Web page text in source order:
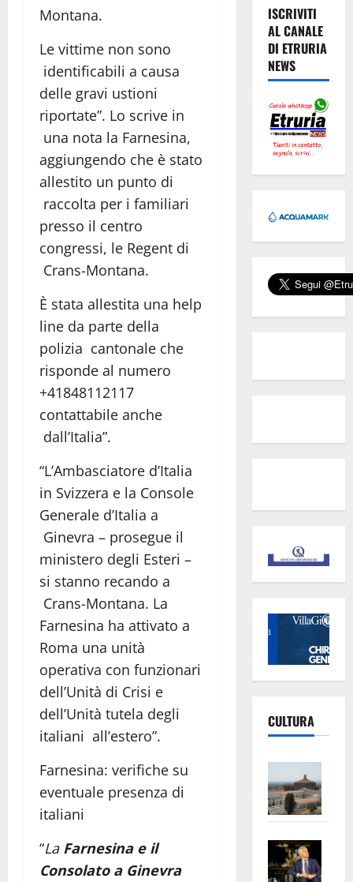
Montana.
Le vittime non sono
identificabili a causa
delle gravi ustioni
riportate”. Lo scrive in
una nota la Farnesina,
aggiungendo che è stato
allestito un punto di
raccolta per i familiari
presso il centro
congressi, le Regent di
Crans-Montana.
È stata allestita una help
line da parte della
polizia cantonale che
risponde al numero
+41848112117
contattabile anche
dall’Italia”.
“L’Ambasciatore d’Italia
in Svizzera e la Console
Generale d’Italia a
Ginevra – prosegue il
ministero degli Esteri –
si stanno recando a
Crans-Montana. La
Farnesina ha attivato a
Roma una unità
operativa con funzionari
dell’Unità di Crisi e
dell’Unità tutela degli
italiani all’estero”.
Farnesina: verifiche su
eventuale presenza di
italiani
“La Farnesina e il
Consolato a Ginevra
ISCRIVITI
AL CANALE
DI ETRURIA
NEWS
CULTURA